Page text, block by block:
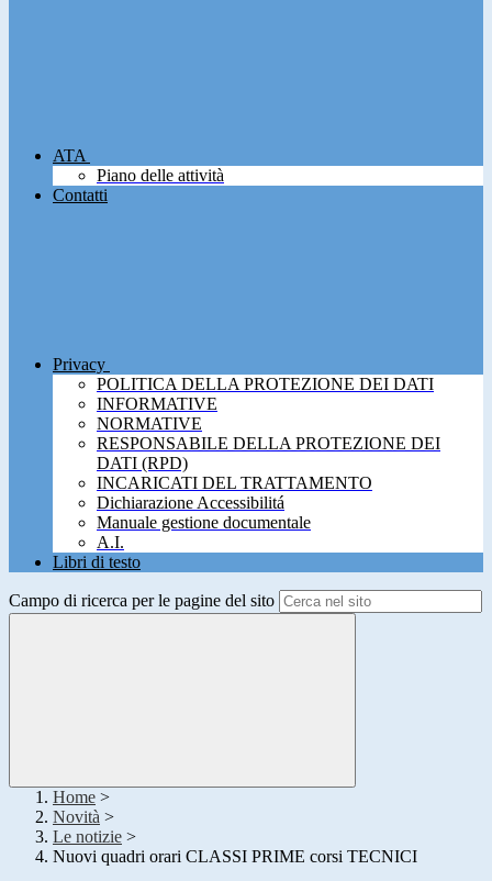
ATA
Piano delle attività
Contatti
Privacy
POLITICA DELLA PROTEZIONE DEI DATI
INFORMATIVE
NORMATIVE
RESPONSABILE DELLA PROTEZIONE DEI
DATI (RPD)
INCARICATI DEL TRATTAMENTO
Dichiarazione Accessibilitá
Manuale gestione documentale
A.I.
Libri di testo
Campo di ricerca per le pagine del sito
Home >
Novità >
Le notizie >
Nuovi quadri orari CLASSI PRIME corsi TECNICI